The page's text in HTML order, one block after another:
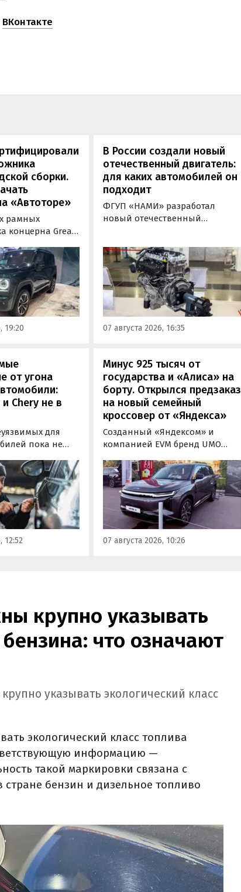
ВКонтакте
сборки.
«Автоторе»
рамных
концерна Great
заводе
о Haval H9,
500, которые
и получили
средства (ОТТС).
19:20
В России создали новый
отечественный двигатель:
для каких автомобилей он
подходит
ФГУП «НАМИ» разработал
новый отечественный
получивший индекс 414320.
Корреспонденту
«Автоновостей дня» удалось
лично ознакомиться с
новинкой на выставке
«Иннопром» в Екатеринбурге.
07 августа 2026, 16:35
от угона
Chery не в
для
пока не
больше
Из китайских
сегодня
Li и BYD,
радио РБК
12:52
Минус 925 тысяч от
государства и «Алиса» на
борту. Открылся предзаказ
на новый семейный
кроссовер от «Яндекса»
Созданный «Яндексом» и
компанией EVM бренд UMO
на свою вторую модель
- полноразмерный гибридный
кроссовер UMO 8 с полным
приводом. Его уже можно
заказать в двух версиях: Max за
5 915 000 рублей и Ultra за 6 415
000 рублей без учета
07 августа 2026, 10:26
крупно указывать
что означают
указывать экологический класс
экологический класс топлива
информацию —
такой маркировки связана с
бензин и дизельное топливо